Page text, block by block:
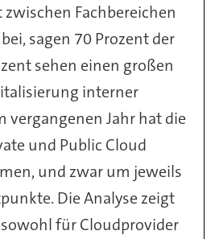
Fachbereichen
sagen 70 Prozent der
sehen einen großen
interner
vergangenen Jahr hat die
und Public Cloud
und zwar um jeweils
Die Analyse zeigt
für Cloudprovider